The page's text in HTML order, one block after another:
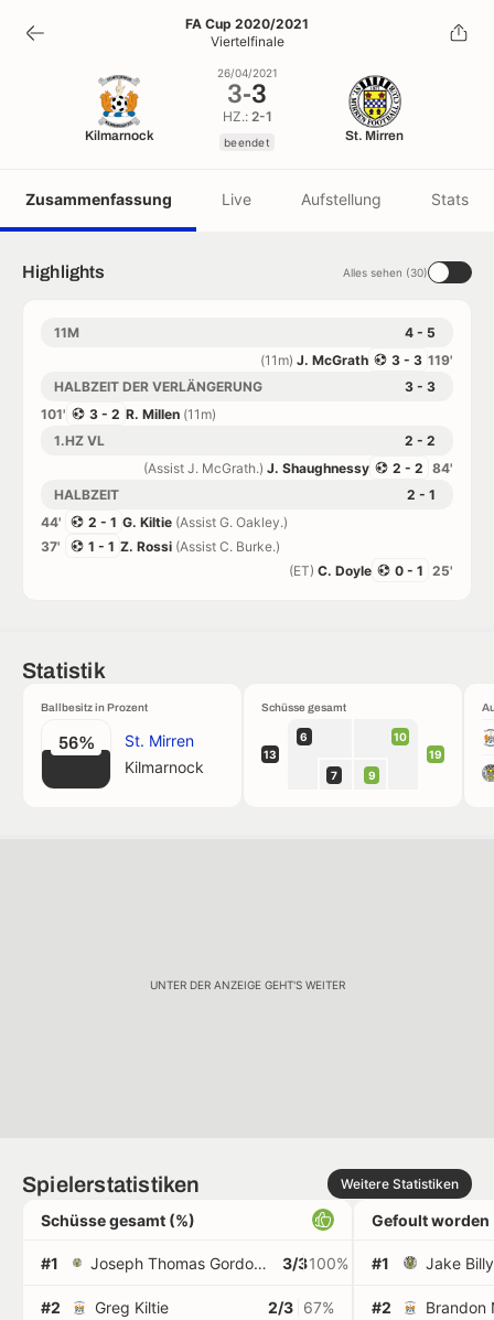
3-3
beendet
FA Cup 2020/2021
Viertelfinale
Kilmarnock
26/04/2021
3-3
HZ.: 2-1
beendet St. Mirren
Zusammenfassung Live Aufstellung Stats
Highlights Alles sehen (30)
11M
4 - 5
119'
3 - 3
(11m) J. McGrath
HALBZEIT DER VERLÄNGERUNG
3 - 3
101'
3 - 2 R. Millen (11m)
1.HZ VL
2 - 2
84'
2 - 2
(Assist J. McGrath.) J. Shaughnessy
HALBZEIT
2 - 1
44'
2 - 1 G. Kiltie (Assist G. Oakley.)
37'
1 - 1 Z. Rossi (Assist C. Burke.)
25'
0 - 1
(ET) C. Doyle
Statistik
Ballbesitz in Prozent
56%
St. Mirren
Kilmarnock
Schüsse gesamt
13
6 10
7 9
19
UNTER DER ANZEIGE GEHT'S WEITER
Spielerstatistiken Weitere Statistiken
Schüsse gesamt (%)
#1 Joseph Thomas Gordon Shaughnessy 3/3100%
#2 Greg Kiltie 2/3 67%
Gefoult worden
#1 Jake
#2 Brandon